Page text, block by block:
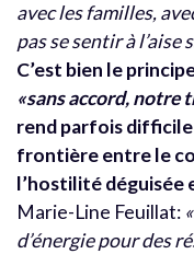
avec les familles,
pas se sentir à l’aise
C’est bien le
«sans accord, notre
rend parfois difficile
frontière entre le
l’hostilité déguisée
Marie-Line Feuillat:
d’énergie pour des